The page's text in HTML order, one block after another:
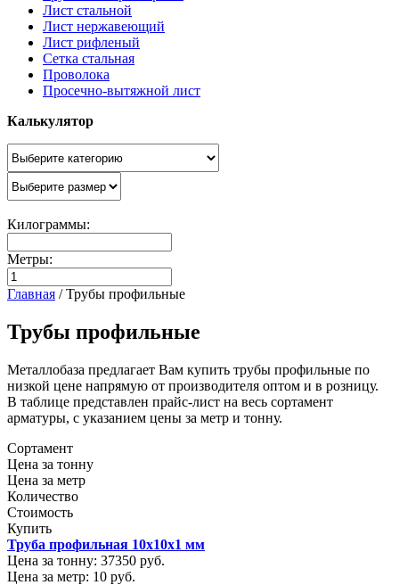
Лист стальной
Лист нержавеющий
Лист рифленый
Сетка стальная
Проволока
Просечно-вытяжной лист
Калькулятор
Килограммы:
Метры:
Главная /Трубы профильные
Трубы профильные
Металлобаза предлагает Вам купить трубы профильные по
низкой цене напрямую от производителя оптом и в розницу.
В таблице представлен прайс-лист на весь сортамент
арматуры, с указанием цены за метр и тонну.
Сортамент
Цена за тонну
Цена за метр
Количество
Стоимость
Купить
Труба профильная 10х10х1 мм
Цена за тонну: 37350 руб.
Цена за метр: 10 руб.